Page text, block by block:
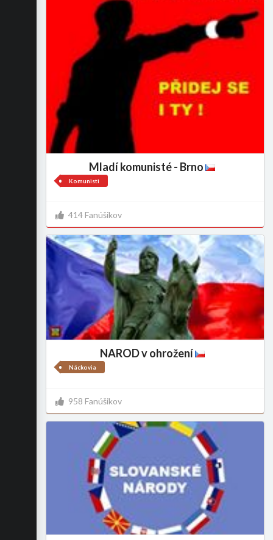
Mladí komunisté - Brno
Komunisti
414 Fanúšikov
NAROD v ohrožení
Náckovia
958 Fanúšikov